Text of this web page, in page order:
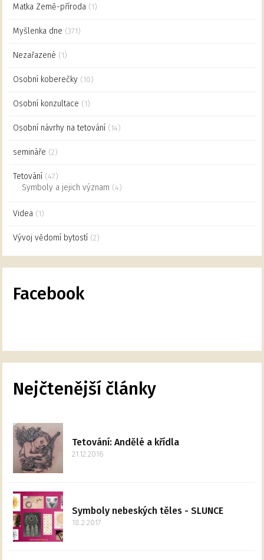
Matka Země-příroda (1)
Myšlenka dne (371)
Nezařazené (1)
Osobní koberečky (10)
Osobní konzultace (1)
Osobní návrhy na tetování (14)
semináře (2)
Tetování (47)
Symboly a jejich význam (4)
Videa (1)
Vývoj vědomí bytostí (2)
Facebook
Nejčtenější články
Tetování: Andělé a křídla
21.12.2016
Symboly nebeských těles - SLUNCE
18.2.2017